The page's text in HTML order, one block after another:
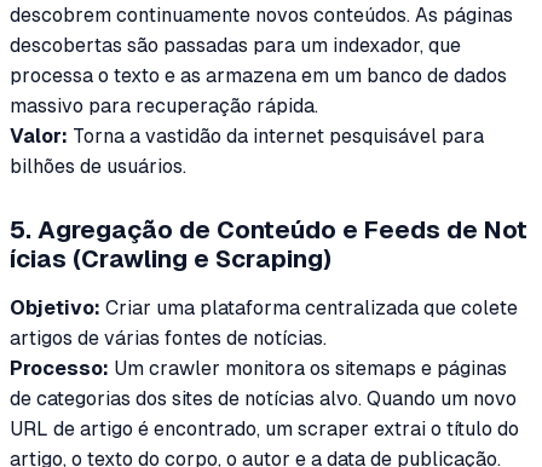
descobrem continuamente novos conteúdos. As páginas
descobertas são passadas para um indexador, que
processa o texto e as armazena em um banco de dados
massivo para recuperação rápida.
Valor: Torna a vastidão da internet pesquisável para
bilhões de usuários.
5. Agregação de Conteúdo e Feeds de Not
ícias (Crawling e Scraping)
Objetivo: Criar uma plataforma centralizada que colete
artigos de várias fontes de notícias.
Processo: Um crawler monitora os sitemaps e páginas
de categorias dos sites de notícias alvo. Quando um novo
URL de artigo é encontrado, um scraper extrai o título do
artigo, o texto do corpo, o autor e a data de publicação.